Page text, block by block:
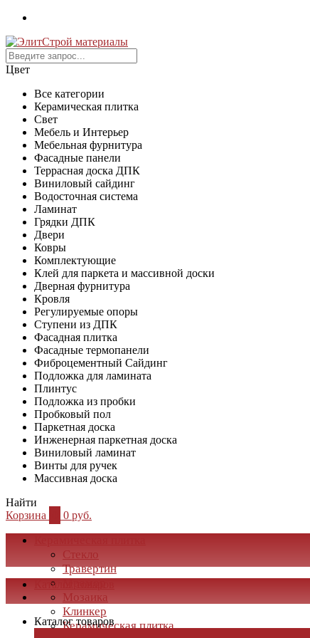
Цвет
Все категории
Керамическая плитка
Свет
Мебель и Интерьер
Мебельная фурнитура
Фасадные панели
Террасная доска ДПК
Виниловый сайдинг
Водосточная система
Ламинат
Грядки ДПК
Двери
Ковры
Комплектующие
Клей для паркета и массивной доски
Дверная фурнитура
Кровля
Регулируемые опоры
Ступени из ДПК
Фасадная плитка
Фасадные термопанели
Фиброцементный Сайдинг
Подложка для ламината
Плинтус
Подложка из пробки
Пробковый пол
Паркетная доска
Инженерная паркетная доска
Виниловый ламинат
Винты для ручек
Массивная доска
Найти
Корзина
0 руб.
Стекло
Травертин
Мрамор
Мозаика
Клинкер
Керамическая плитка
Каталог товаров
Каталог товаров